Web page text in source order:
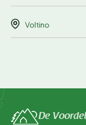
Voltino
De